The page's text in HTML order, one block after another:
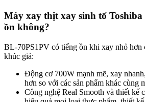
Máy xay thịt xay sinh tố Toshiba
ồn không?​
BL-70PS1PV có tiếng ồn khi xay nhỏ hơn
khúc giá:
Động cơ 700W mạnh mẽ, xay
hơn so với các sản phẩm khác cùng
Công nghệ Real Smooth và thiết kế